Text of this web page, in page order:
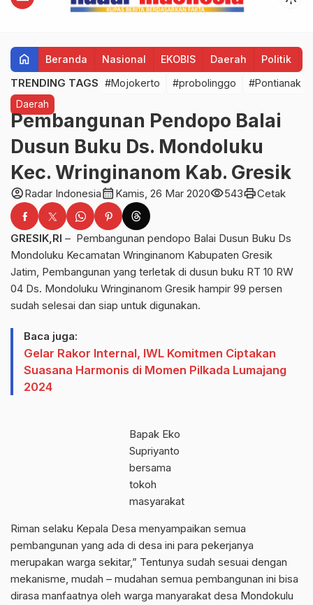
home Beranda Nasional EKOBIS Daerah Politik
TRENDING TAGS #Mojokerto #probolinggo #Pontianak
Daerah
Pembangunan Pendopo Balai
Dusun Buku Ds. Mondoluku
Kec. Wringinanom Kab. Gresik
account_circleRadar Indonesiacalendar_month Kamis, 26 Mar 2020visibility543printCetak
GRESIK,RI – Pembangunan pendopo Balai Dusun Buku Ds
Mondoluku Kecamatan Wringinanom Kabupaten Gresik
Jatim, Pembangunan yang terletak di dusun buku RT 10 RW
04 Ds. Mondoluku Wringinanom Gresik hampir 99 persen
sudah selesai dan siap untuk digunakan.
Baca juga:
Gelar Rakor Internal, IWL Komitmen Ciptakan
Suasana Harmonis di Momen Pilkada Lumajang
2024
Bapak Eko
Supriyanto
bersama
tokoh
masyarakat
Riman selaku Kepala Desa menyampaikan semua
pembangunan yang ada di desa ini para pekerjanya
merupakan warga sekitar,” Tentunya sudah sesuai dengan
mekanisme, mudah – mudahan semua pembangunan ini bisa
dirasa manfaatnya oleh warga manyarakat desa Mondokulu